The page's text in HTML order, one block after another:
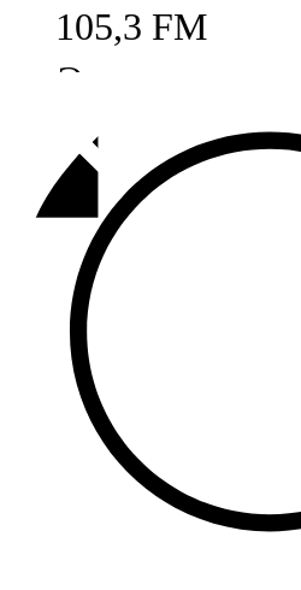
105,3 FM
Әлмәт
92,9 FM
Базарлы матак
107,1 FM
Балык бистәсе
104,9 FM
Баулы
107,5 FM
Биләр